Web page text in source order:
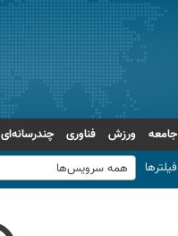
جامعه ورزش فناوری چندرسانه‌ای
فیلترها همه سرویس‌ها